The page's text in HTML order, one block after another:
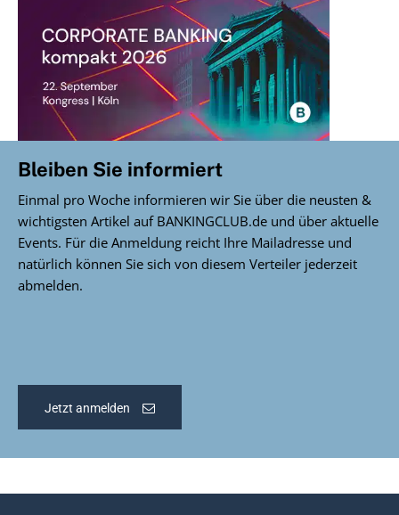
Bleiben Sie informiert
Einmal pro Woche informieren wir Sie über die neusten &
wichtigsten Artikel auf BANKINGCLUB.de und über aktuelle
Events. Für die Anmeldung reicht Ihre Mailadresse und
natürlich können Sie sich von diesem Verteiler jederzeit
abmelden.
Jetzt anmelden